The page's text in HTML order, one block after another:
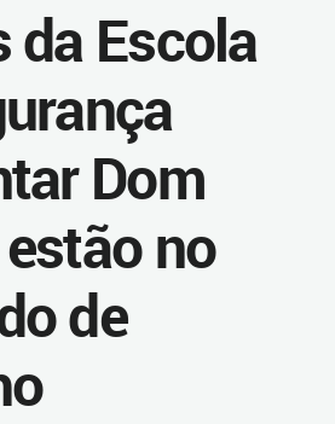
da Escola
Dom
no
de